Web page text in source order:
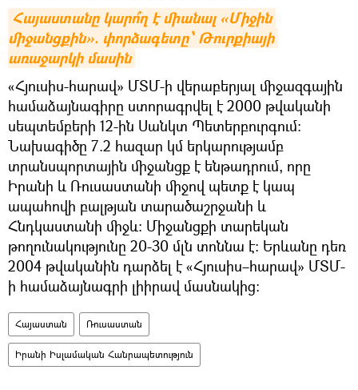
Հայաստանը կարո՞ղ է միանալ «Միջին
միջանցքին». փորձագետը՝ Թուրքիայի
առաջարկի մասին
«Հյուսիս-հարավ» ՄՏՄ-ի վերաբերյալ միջազգային
համաձայնագիրը ստորագրվել է 2000 թվականի
սեպտեմբերի 12-ին Սանկտ Պետերբուրգում։
Նախագիծը 7.2 հազար կմ երկարությամբ
տրանսպորտային միջանցք է ենթադրում, որը
Իրանի և Ռուսաստանի միջով պետք է կապ
ապահովի բալթյան տարածաշրջանի և
Հնդկաստանի միջև։ Միջանցքի տարեկան
թողունակությունը 20-30 մլն տոննա է։ Երևանը դեռ
2004 թվականին դարձել է «Հյուսիս–հարավ» ՄՏՄ-
ի համաձայնագրի լիիրավ մասնակից։
Հայաստան Ռուսաստան
Իրանի Իսլամական Հանրապետություն